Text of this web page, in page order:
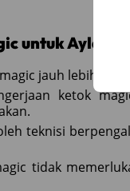
untuk Ayla:
jauh lebih
ketok
teknisi
tidak